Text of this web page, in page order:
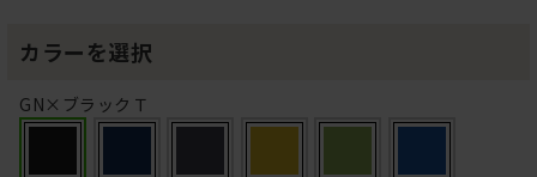
カラーを選択
GN×ブラックＴ